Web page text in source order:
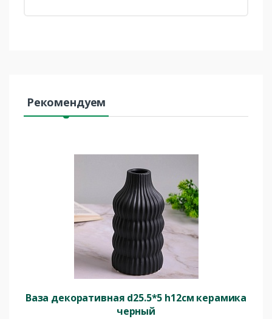
Рекомендуем
Ваза декоративная d25.5*5 h12см керамика
черный